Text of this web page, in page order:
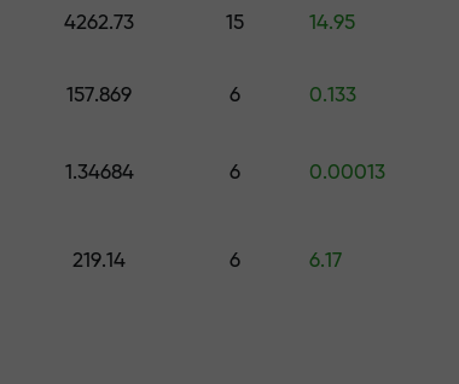
ยง — เรารับ
— ตัวคูณที่ใ
4262.73 15 14.95
157.869 6 0.133
1.34684 6 0.00013
219.14 6 6.17